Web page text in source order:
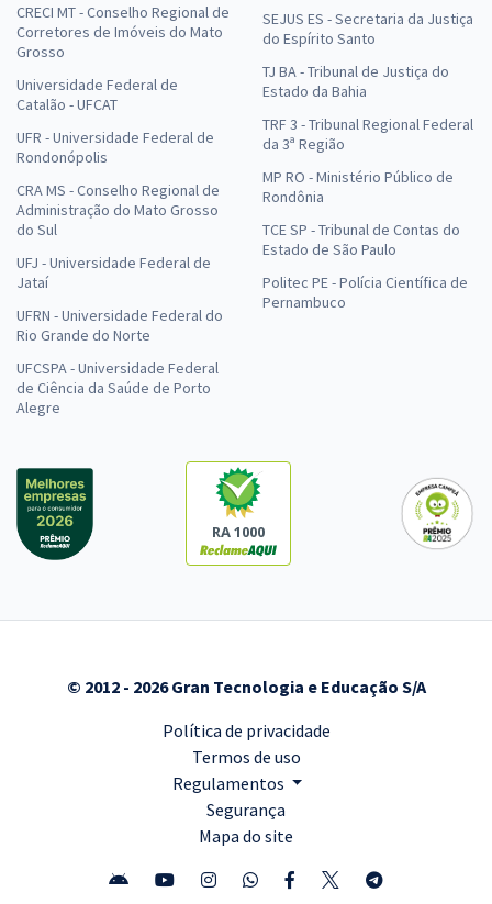
CRECI MT - Conselho Regional de
Corretores de Imóveis do Mato
Grosso
Universidade Federal de
Catalão - UFCAT
UFR - Universidade Federal de
Rondonópolis
CRA MS - Conselho Regional de
Administração do Mato Grosso
do Sul
UFJ - Universidade Federal de
Jataí
UFRN - Universidade Federal do
Rio Grande do Norte
UFCSPA - Universidade Federal
de Ciência da Saúde de Porto
Alegre
SEJUS ES - Secretaria da Justiça
do Espírito Santo
TJ BA - Tribunal de Justiça do
Estado da Bahia
TRF 3 - Tribunal Regional Federal
da 3ª Região
MP RO - Ministério Público de
Rondônia
TCE SP - Tribunal de Contas do
Estado de São Paulo
Politec PE - Polícia Científica de
Pernambuco
RA 1000
© 2012 - 2026 Gran Tecnologia e Educação S/A
Política de privacidade
Termos de uso
Regulamentos
Segurança
Mapa do site